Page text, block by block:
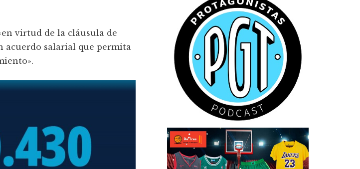
virtud de la cláusula de
acuerdo salarial que permita